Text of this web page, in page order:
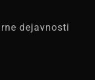
dejavnosti